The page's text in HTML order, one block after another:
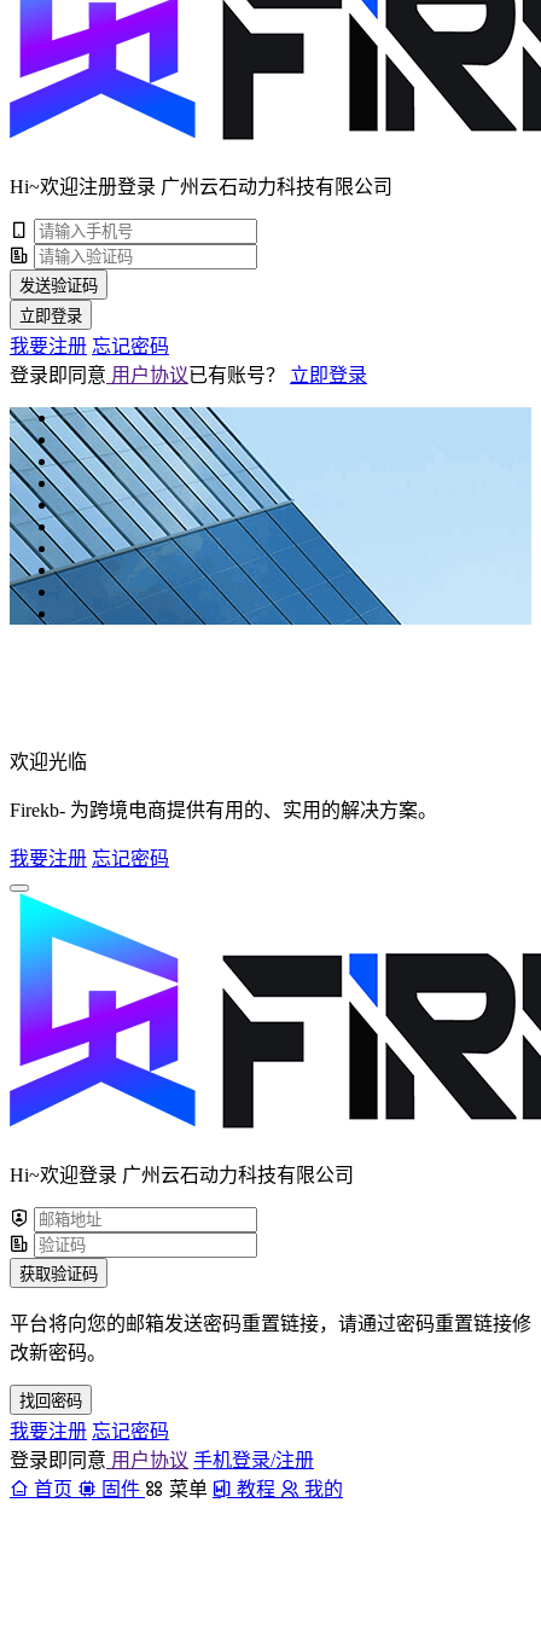
Hi~欢迎注册登录 广州云石动力科技有限公司
发送验证码
立即登录
我要注册 忘记密码
登录即同意 用户协议已有账号？ 立即登录
欢迎光临
Firekb- 为跨境电商提供有用的、实用的解决方案。
我要注册 忘记密码
Hi~欢迎登录 广州云石动力科技有限公司
获取验证码
平台将向您的邮箱发送密码重置链接，请通过密码重置链接修
改新密码。
找回密码
我要注册 忘记密码
登录即同意 用户协议 手机登录/注册
首页
固件 菜单 教程 我的